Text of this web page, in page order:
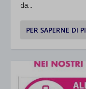
da...
PER SAPERNE DI